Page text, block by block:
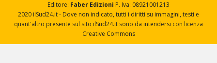
Editore: Faber Edizioni P. Iva: 08921001213
2020 ilSud24.it - Dove non indicato, tutti i diritti su immagini, testi e
quant'altro presente sul sito ilSud24.it sono da intendersi con licenza
Creative Commons